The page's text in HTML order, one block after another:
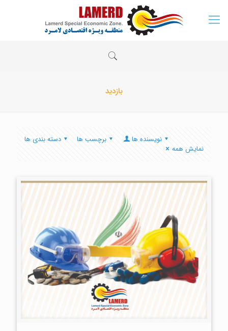
بازدید
دسته بندی ها برچسب ها
نویسنده ها
نمایش همه